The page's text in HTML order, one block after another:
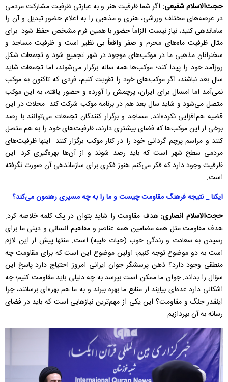
حجت‌الاسلام شفیعی: اگر شما ظرفیت هنر و به عبارتی ظرفیت مشارکت مردمی
در عرصه‌های مختلف ورزشی، هنری و مذهبی را به اعلام حضور تبدیل و آن را
ساماندهی کنید، نیاز نیست الزاماً حضور با همین فرم مشخص حفظ شود. برای
مثال ظرفیت ماه‌های محرم و صفر واقعاً بی نظیر است و ظرفیت مساجد و
سخنرانان مذهبی ما در موکب‌های موجود در شهر تجمیع شود و تجمعات شکل
روزآمد خود را پیدا کند؛ موکب‌ها همه ساله برگزار می‌شوند، اما تجمعات شاید
سال بعد نباشند، اگر موکب‌های خود را تقویت کنیم، فردی که تاکنون به موکب
نمی‌آمد اما امسال برای ایران، پرچمش را آورده و حضور یافته، به این موکب
متصل می‌شود و شاید سال بعد هم در برنامه‌ موکب شرکت کند. محلات در این
قضیه هم‌افزایی نکرده‌اند. مساجد و برگزار کنندگان تجمعات می‌توانند با رصد
برخی از این موکب‌ها که فضای بیشتری دارند، ظرفیت‌های خود را به هم متصل
کنند و مراسم پرچم گردانی خود را در کنار موکب برگزار کنند. اینها ظرفیت‌های
مردمی سطح شهر است که باید رصد شوند و از آن‌ها بهره‌گیری کرد. این
ظرفیت وجود دارد که فکر می‌کنم هنوز فکری برای سازماندهی آن صورت نگرفته
است.
ایکنا _ نتیجه فرهنگ مقاومت چیست و ما را به چه مسیری رهنمون می‌کند؟
حجت‌الاسلام انصاری: هدف مقاومت را شاید بتوان در یک کلمه خلاصه کرد.
هدف مقاومت مثل همه مضامین همه عناصر و مفاهیم انسانی و دینی ما برای
رسیدن به سعادت و زندگی خوب (حیات طیبه) است. منتها پیش از این لازم
است به دو موضوع توجه کنیم؛ اولین موضوع این است که برای مقاومت چه
منطقی وجود دارد؟ ذهن پرسشگر جوان ایرانی امروز احتیاج دارد پاسخ این
سؤال را بداند. جوان ما ممکن است بپرسد به چه دلیلی باید مقاومت کنیم؛ چه
اشکالی دارد عده‌ای بیایند از منابع ما بهره ببرند و به ما هم بهره‌ای برسانند، چرا
اینقدر جنگ و مقاومت؟ این یکی از مهم‌ترین نیازهایی است که باید در فضای
رسانه به آن بپردازیم.